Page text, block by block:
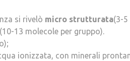
si rivelò micro strutturata(3-5
13 molecole per gruppo).
ionizzata, con minerali